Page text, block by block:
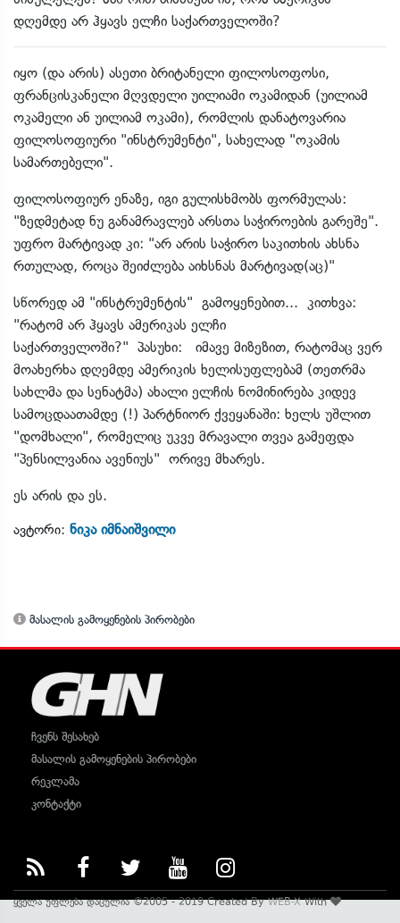
დღემდე არ ჰყავს ელჩი საქართველოში?
იყო (და არის) ასეთი ბრიტანელი ფილოსოფოსი,
ფრანცისკანელი მღვდელი უილიამი ოკამიდან (უილიამ
ოკამელი ან უილიამ ოკამი), რომლის დანატოვარია
ფილოსოფიური "ინსტრუმენტი", სახელად "ოკამის
სამართებელი".
ფილოსოფიურ ენაზე, იგი გულისხმობს ფორმულას:
"ზედმეტად ნუ განამრავლებ არსთა საჭიროების გარეშე".
უფრო მარტივად კი: "არ არის საჭირო საკითხის ახსნა
რთულად, როცა შეიძლება აიხსნას მარტივად(აც)"
სწორედ ამ "ინსტრუმენტის" გამოყენებით... კითხვა:
"რატომ არ ჰყავს ამერიკას ელჩი
საქართველოში?" პასუხი: იმავე მიზეზით, რატომაც ვერ
მოახერხა დღემდე ამერიკის ხელისუფლებამ (თეთრმა
სახლმა და სენატმა) ახალი ელჩის ნომინირება კიდევ
სამოცდაათამდე (!) პარტნიორ ქვეყანაში: ხელს უშლით
"დომხალი", რომელიც უკვე მრავალი თვეა გამეფდა
"პენსილვანია ავენიუს" ორივე მხარეს.
ეს არის და ეს.
ავტორი: ნიკა იმნაიშვილი
მასალის გამოყენების პირობები
ჩვენს შესახებ
მასალის გამოყენების პირობები
რეკლამა
კონტაქტი
ყველა უფლება დაცულია ©2005 - 2019 Created ByWEB-XWith